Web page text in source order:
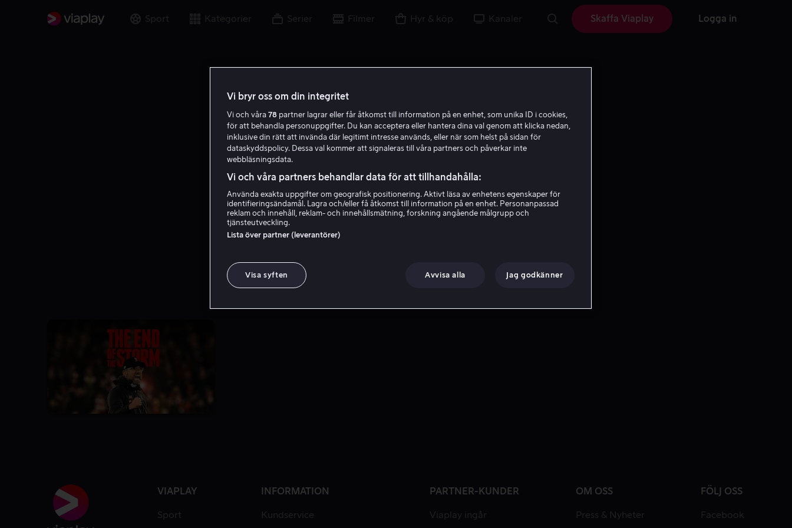
Sport Kategorier Serier Filmer Hyr & köp Kanaler Skaffa Viaplay Logga in
A O
Alex Oxlade-Chamberlain
VIAPLAY
Sport
INFORMATION
Kundservice
PARTNER-KUNDER
Viaplay ingår
OM OSS
Press & Nyheter
FÖLJ OSS
Facebook
Vi bryr oss om din integritet
Vi och våra 78 partner lagrar eller får åtkomst till information på en enhet, som unika ID i cookies,
för att behandla personuppgifter. Du kan acceptera eller hantera dina val genom att klicka nedan,
inklusive din rätt att invända där legitimt intresse används, eller när som helst på sidan för
dataskyddspolicy. Dessa val kommer att signaleras till våra partners och påverkar inte
webbläsningsdata.
Vi och våra partners behandlar data för att tillhandahålla:
Använda exakta uppgifter om geografisk positionering. Aktivt läsa av enhetens egenskaper för
identifieringsändamål. Lagra och/eller få åtkomst till information på en enhet. Personanpassad
reklam och innehåll, reklam- och innehållsmätning, forskning angående målgrupp och
tjänsteutveckling.
Lista över partner (leverantörer)
Visa syften Avvisa alla Jag godkänner